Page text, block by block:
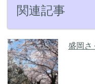
関連記事
盛岡さ